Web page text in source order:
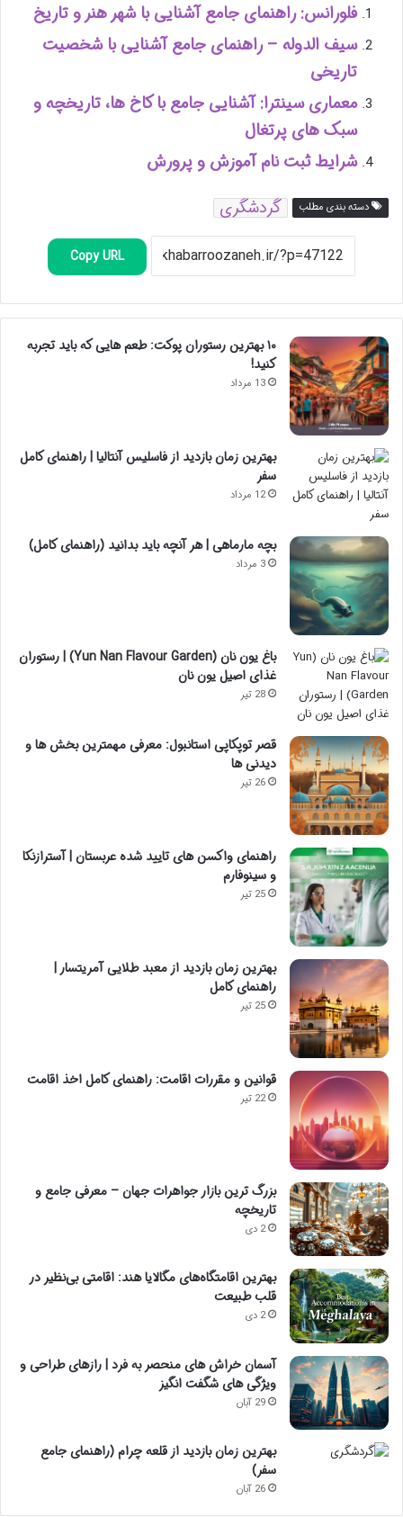
فلورانس: راهنمای جامع آشنایی با شهر هنر و تاریخ
سیف الدوله – راهنمای جامع آشنایی با شخصیت
تاریخی
معماری سینترا: آشنایی جامع با کاخ ها، تاریخچه و
سبک های پرتغال
شرایط ثبت نام آموزش و پرورش
دسته بندی مطلب گردشگری
Copy URL
۱۰ بهترین رستوران پوکت: طعم هایی که باید تجربه
کنید!
13 مرداد
بهترین زمان بازدید از فاسلیس آنتالیا | راهنمای کامل
سفر
12 مرداد
بچه مارماهی | هر آنچه باید بدانید (راهنمای کامل)
3 مرداد
باغ یون نان (Yun Nan Flavour Garden) | رستوران
غذای اصیل یون نان
28 تیر
قصر توپکاپی استانبول: معرفی مهمترین بخش ها و
دیدنی ها
26 تیر
راهنمای واکسن های تایید شده عربستان | آسترازنکا
و سینوفارم
25 تیر
بهترین زمان بازدید از معبد طلایی آمریتسار |
راهنمای کامل
25 تیر
قوانین و مقررات اقامت: راهنمای کامل اخذ اقامت
22 تیر
بزرگ ترین بازار جواهرات جهان – معرفی جامع و
تاریخچه
2 دی
بهترین اقامتگاه‌های مگالایا هند: اقامتی بی‌نظیر در
قلب طبیعت
2 دی
آسمان خراش های منحصر به فرد | رازهای طراحی و
ویژگی های شگفت انگیز
29 آبان
بهترین زمان بازدید از قلعه چرام (راهنمای جامع
سفر)
26 آبان